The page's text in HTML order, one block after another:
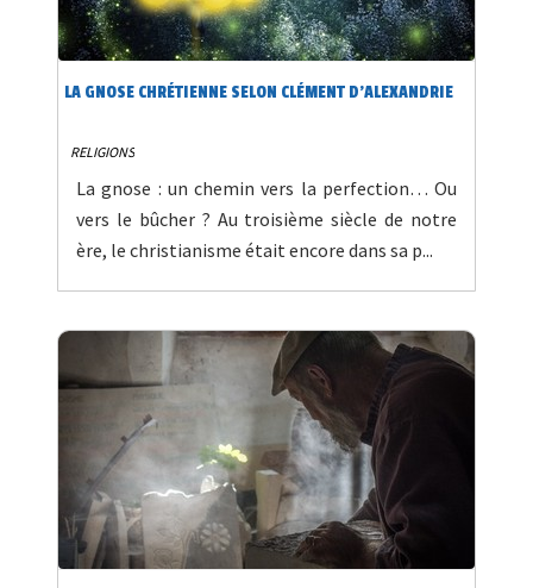
LA GNOSE CHRÉTIENNE SELON CLÉMENT D’ALEXANDRIE
RELIGIONS
La gnose : un chemin vers la perfection… Ou
vers le bûcher ? Au troisième siècle de notre
ère, le christianisme était encore dans sa p...